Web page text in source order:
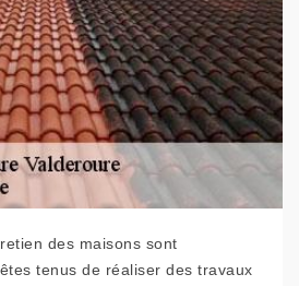
des maisons sont
tenus de réaliser des travaux